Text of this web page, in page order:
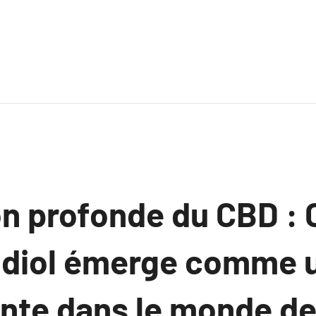
profonde du CBD :
émerge comme